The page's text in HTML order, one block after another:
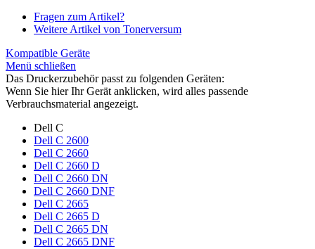
Fragen zum Artikel?
Weitere Artikel von Tonerversum
Kompatible Geräte
Menü schließen
Das Druckerzubehör passt zu folgenden Geräten:
Wenn Sie hier Ihr Gerät anklicken, wird alles passende
Verbrauchsmaterial angezeigt.
Dell C
Dell C 2600
Dell C 2660
Dell C 2660 D
Dell C 2660 DN
Dell C 2660 DNF
Dell C 2665
Dell C 2665 D
Dell C 2665 DN
Dell C 2665 DNF